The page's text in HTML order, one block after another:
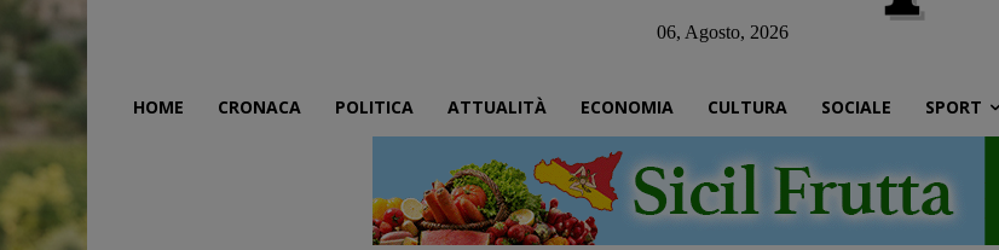
06, Agosto, 2026
HOME CRONACA POLITICA ATTUALITÀ ECONOMIA CULTURA SOCIALE SPORT